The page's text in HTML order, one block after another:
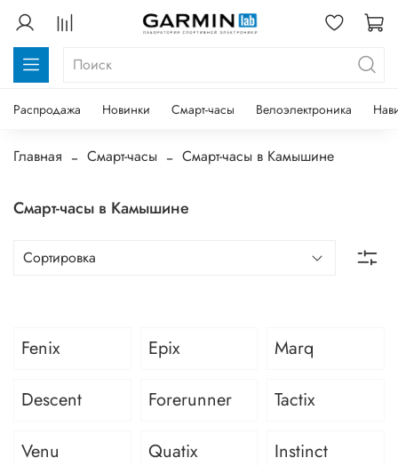
Распродажа Новинки Смарт-часы Велоэлектроника
Главная Смарт-часы Смарт-часы в Камышине
Смарт-часы в Камышине
Fenix Epix
Marq
Descent
Forerunner
Tactix
Venu
Quatix
Instinct